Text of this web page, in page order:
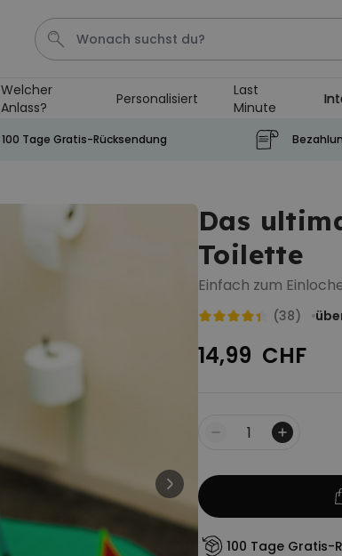
Schlusselanhanger
Personalisierbares Aperol
Spritz Glas mit Name
24,99 CHF
Personalisierbar
Personalisierbares Handtuch
mit Getränken und Spruch
39,99 CHF
mit Logo und Gesicht
Personalisierbar
Personalisierte Vase mit Text
und Symbol
Welcher
Anlass?
Personalisiert
Last
Minute
100 Tage Gratis-Rücksendung
Das
Toilette
Einfach zum
(38)
14,99 CHF
100 Tage Gratis-